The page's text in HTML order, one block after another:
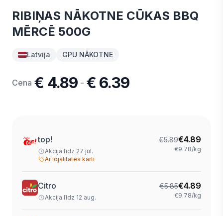
RIBIŅAS NĀKOTNE CŪKAS BBQ
MĒRCĒ 500G
Latvija GPU NĀKOTNE
Cena € 4.89 - € 6.39
top!
Akcija līdz 27 jūl.
Ar lojalitātes karti
€5.89€4.89
€9.78/kg
Citro
Akcija līdz 12 aug.
€5.85€4.89
€9.78/kg